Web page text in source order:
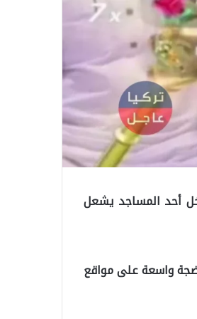
أحد المساجد يشعل
واسعة على مواقع